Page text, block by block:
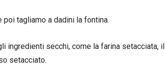
tagliamo a dadini la fontina.
ingredienti secchi, come la farina setacciata, il
setacciato.